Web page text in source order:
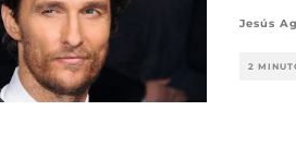
Jesús
2